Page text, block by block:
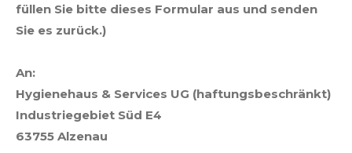
füllen Sie bitte dieses Formular aus und senden
Sie es zurück.)
An:
Hygienehaus & Services UG (haftungsbeschränkt)
Industriegebiet Süd E4
63755 Alzenau